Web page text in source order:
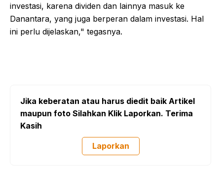
investasi, karena dividen dan lainnya masuk ke
Danantara, yang juga berperan dalam investasi. Hal
ini perlu dijelaskan," tegasnya.
Jika keberatan atau harus diedit baik Artikel
maupun foto Silahkan Klik Laporkan. Terima
Kasih
Laporkan